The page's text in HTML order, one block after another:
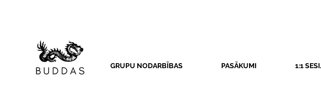
GRUPU NODARBĪBAS PASĀKUMI 1:1